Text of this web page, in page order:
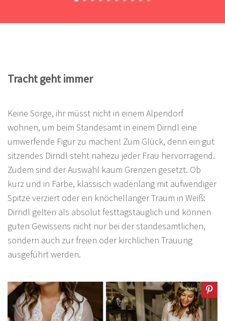
Tracht geht immer
Keine Sorge, ihr müsst nicht in einem Alpendorf
wohnen, um beim Standesamt in einem Dirndl eine
umwerfende Figur zu machen! Zum Glück, denn ein gut
sitzendes Dirndl steht nahezu jeder Frau hervorragend.
Zudem sind der Auswahl kaum Grenzen gesetzt. Ob
kurz und in Farbe, klassisch wadenlang mit aufwendiger
Spitze verziert oder ein knöchellanger Traum in Weiß:
Dirndl gelten als absolut festtagstauglich und können
guten Gewissens nicht nur bei der standesamtlichen,
sondern auch zur freien oder kirchlichen Trauung
ausgeführt werden.